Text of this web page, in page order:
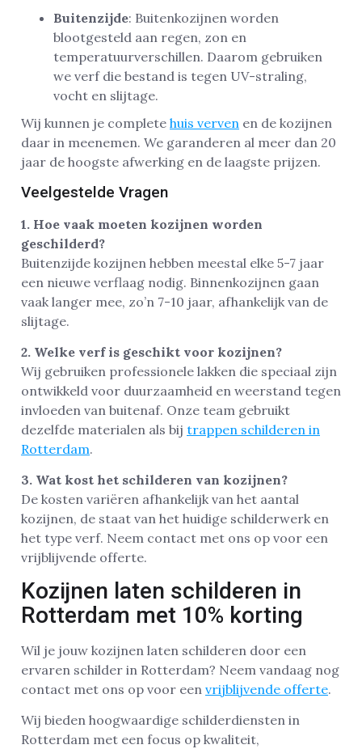
Buitenzijde: Buitenkozijnen worden
blootgesteld aan regen, zon en
temperatuurverschillen. Daarom gebruiken
we verf die bestand is tegen UV-straling,
vocht en slijtage.
Wij kunnen je complete huis verven en de kozijnen
daar in meenemen. We garanderen al meer dan 20
jaar de hoogste afwerking en de laagste prijzen.
Veelgestelde Vragen
1. Hoe vaak moeten kozijnen worden
geschilderd?
Buitenzijde kozijnen hebben meestal elke 5-7 jaar
een nieuwe verflaag nodig. Binnenkozijnen gaan
vaak langer mee, zo’n 7-10 jaar, afhankelijk van de
slijtage.
2. Welke verf is geschikt voor kozijnen?
Wij gebruiken professionele lakken die speciaal zijn
ontwikkeld voor duurzaamheid en weerstand tegen
invloeden van buitenaf. Onze team gebruikt
dezelfde materialen als bij trappen schilderen in
Rotterdam.
3. Wat kost het schilderen van kozijnen?
De kosten variëren afhankelijk van het aantal
kozijnen, de staat van het huidige schilderwerk en
het type verf. Neem contact met ons op voor een
vrijblijvende offerte.
Kozijnen laten schilderen in
Rotterdam met 10% korting
Wil je jouw kozijnen laten schilderen door een
ervaren schilder in Rotterdam? Neem vandaag nog
contact met ons op voor een vrijblijvende offerte.
Wij bieden hoogwaardige schilderdiensten in
Rotterdam met een focus op kwaliteit,